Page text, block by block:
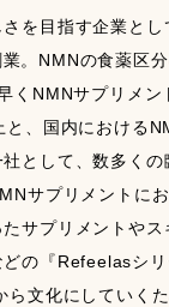
を目指す企業とし
。NMNの食薬区分
くNMNサプリメン
と、国内における
として、数多くの
サプリメントに
サプリメントやス
の『Refeelasシリ
ら文化にしていく